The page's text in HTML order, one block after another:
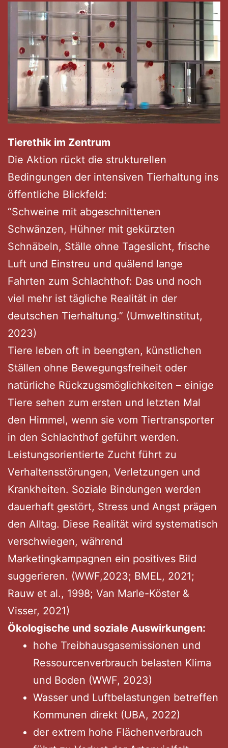
Tierethik im Zentrum
Die Aktion rückt die strukturellen
Bedingungen der intensiven Tierhaltung ins
öffentliche Blickfeld:
“Schweine mit abgeschnittenen
Schwänzen, Hühner mit gekürzten
Schnäbeln, Ställe ohne Tageslicht, frische
Luft und Einstreu und quälend lange
Fahrten zum Schlachthof: Das und noch
viel mehr ist tägliche Realität in der
deutschen Tierhaltung.” (Umweltinstitut,
2023)
Tiere leben oft in beengten, künstlichen
Ställen ohne Bewegungsfreiheit oder
natürliche Rückzugsmöglichkeiten – einige
Tiere sehen zum ersten und letzten Mal
den Himmel, wenn sie vom Tiertransporter
in den Schlachthof geführt werden.
Leistungsorientierte Zucht führt zu
Verhaltensstörungen, Verletzungen und
Krankheiten. Soziale Bindungen werden
dauerhaft gestört, Stress und Angst prägen
den Alltag. Diese Realität wird systematisch
verschwiegen, während
Marketingkampagnen ein positives Bild
suggerieren. (WWF,2023; BMEL, 2021;
Rauw et al., 1998; Van Marle-Köster &
Visser, 2021)
Ökologische und soziale Auswirkungen:
hohe Treibhausgasemissionen und
Ressourcenverbrauch belasten Klima
und Boden (WWF, 2023)
Wasser und Luftbelastungen betreffen
Kommunen direkt (UBA, 2022)
der extrem hohe Flächenverbrauch